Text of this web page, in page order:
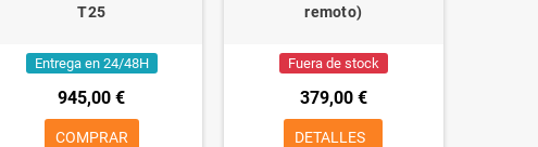
T25
Entrega en 24/48H
945,00 €
COMPRAR
remoto)
Fuera de stock
379,00 €
DETALLES